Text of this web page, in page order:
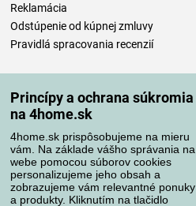
Princípy a ochrana súkromia
na 4home.sk
4home.sk prispôsobujeme na mieru
vám. Na základe vášho správania na
webe pomocou súborov cookies
personalizujeme jeho obsah a
zobrazujeme vám relevantné ponuky
a produkty. Kliknutím na tlačidlo
Reklamácia
Odstúpenie od kúpnej zmluvy
Pravidlá spracovania recenzií
Spôsoby platby
Spoľahlivý obchod